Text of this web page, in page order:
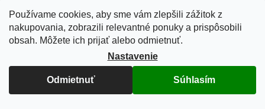
Používame cookies, aby sme vám zlepšili zážitok z
nakupovania, zobrazili relevantné ponuky a prispôsobili
obsah. Môžete ich prijať alebo odmietnuť.
Nastavenie
Odmietnuť Súhlasím
Skladom
12,11 € bez DPH
14,90 €
Konská masť s kolagénom forte
chladivá obsahuje morský kolagén,
kyselinu hyalurónovú, MSM a 25
Skladom
12,11 € bez DPH
14,90 €
Konská masť s kolagénom forte
hrejivá obsahuje morský kolagén,
kyselinu hyalurónovú, MSM a 25